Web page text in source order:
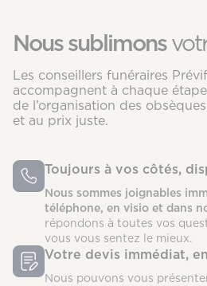
Nous sublimons
Les conseillers funéraires
accompagnent à chaque
de l’organisation des
et au prix juste.
Toujours à vos côtés,
Nous sommes joignables
téléphone, en visio et dans
répondons à toutes vos
vous vous sentez le mieux.
Votre devis immédiat,
Nous pouvons vous